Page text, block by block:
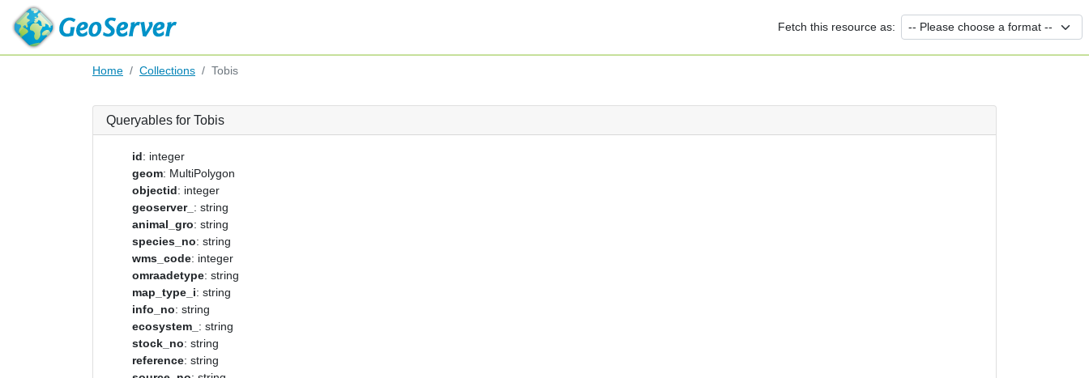
Fetch this resource as:
Home Collections Tobis
Queryables for Tobis
id: integer
geom: MultiPolygon
objectid: integer
geoserver_ : string
animal_gro: string
species_no: string
wms_code: integer
omraadetype: string
map_type_i: string
info_no: string
ecosystem_ : string
stock_no: string
reference: string